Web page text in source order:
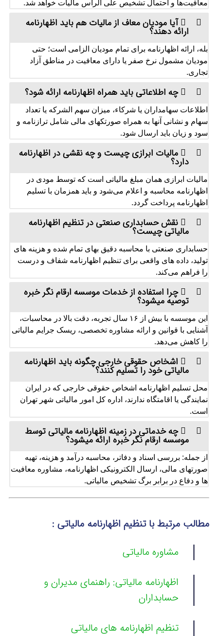
معافیت‌ها و احتمال تشخیص علی‌ الراس مالیات خواهد شد.
آیا مودیان معاف از مالیات هم باید اظهارنامه
ارائه دهند؟
بله، ارائه اظهارنامه برای تمام مودیان الزامی است؛ حتی
مودیان مشمول نرخ صفر یا دارای معافیت در مناطق آزاد
تجاری.
چه اطلاعاتی باید همراه اظهارنامه ارائه شود؟
اطلاعات سهامداران یا شرکاء، میزان سهم‌ الشرکه یا تعداد
سهام و نشانی آنها به همراه صورتکهای مالی شامل ترازنامه و
سود و زیان باید ارسال شود.
مالیات ابرازی چیست و چه نقشی در اظهارنامه
دارد؟
مالیات ابرازی همان مبلغ مالیاتی است که توسط مودی در
اظهارنامه محاسبه و اعلام می‌شود و باید همزمان با تسلیم
اظهارنامه پرداخت گردد.
نقش حسابداری صنعتی در تنظیم اظهارنامه
مالیاتی چیست؟
حسابداری صنعتی با محاسبه دقیق بهای تمام‌ شده و هزینه‌ های
تولید، داده‌ های واقعی برای تنظیم اظهارنامه شفاف و درست
را فراهم می‌کند.
چرا استفاده از خدمات موسسه ارقام نگر خبره
توصیه میشود؟
این موسسه با بیش از ۱۶ سال تجربه، دقت بالا در محاسبات،
آشنایی با قوانین و ارائه مشاوره تخصصی، ریسک جرایم مالیاتی
را کاهش می‌دهد.
اشخاص حقوقی خارجی چگونه باید اظهارنامه
مالیاتی خود را تسلیم کنند؟
محل تسلیم اظهارنامه اشخاص حقوقی خارجی که در ایران
نمایندگی یا اقامتگاه ندارند، اداره کل امور مالیاتی شهر تهران
است.
چه خدماتی در زمینه اظهارنامه مالیاتی توسط
موسسه ارقام نگر خبره ارائه میشود؟
از جمله: بررسی اسناد و دفاتر، محاسبه درآمد و هزینه، تهیه
صورتهای مالی، ارسال الکترونیکی اظهارنامه، مشاوره معافیت
ها و دفاع در برابر برگ تشخیص مالیاتی.
مطالب مرتبط با تنظیم اظهارنامه مالیاتی :
مشاوره مالیاتی
اظهارنامه مالیاتی: راهنمای مدیران و
حسابداران
تنظیم اظهارنامه های مالیاتی